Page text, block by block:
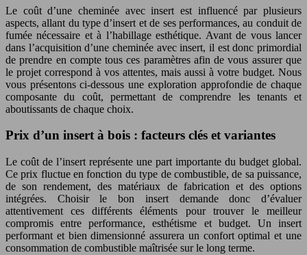
Le coût d’une cheminée avec insert est influencé par plusieurs
aspects, allant du type d’insert et de ses performances, au conduit de
fumée nécessaire et à l’habillage esthétique. Avant de vous lancer
dans l’acquisition d’une cheminée avec insert, il est donc primordial
de prendre en compte tous ces paramètres afin de vous assurer que
le projet correspond à vos attentes, mais aussi à votre budget. Nous
vous présentons ci-dessous une exploration approfondie de chaque
composante du coût, permettant de comprendre les tenants et
aboutissants de chaque choix.
Prix d’un insert à bois : facteurs clés et variantes
Le coût de l’insert représente une part importante du budget global.
Ce prix fluctue en fonction du type de combustible, de sa puissance,
de son rendement, des matériaux de fabrication et des options
intégrées. Choisir le bon insert demande donc d’évaluer
attentivement ces différents éléments pour trouver le meilleur
compromis entre performance, esthétisme et budget. Un insert
performant et bien dimensionné assurera un confort optimal et une
consommation de combustible maîtrisée sur le long terme.